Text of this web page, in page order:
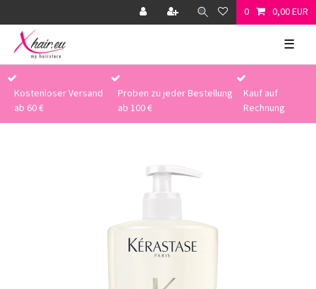
0 0,00 EUR
☰
Kostenloser Versand
ab 60 €
Proben zu jeder Bestellung
ab 100 €
Kauf auf
Rechnung